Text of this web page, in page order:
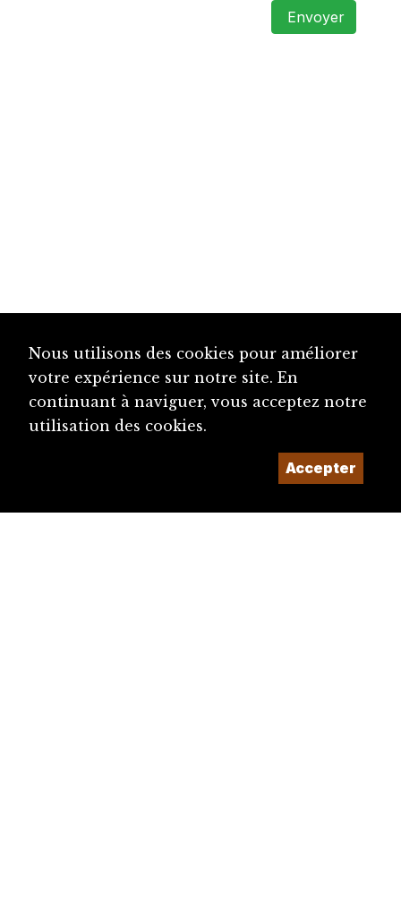
Envoyer
Nous utilisons des cookies pour améliorer
votre expérience sur notre site. En
continuant à naviguer, vous acceptez notre
utilisation des cookies.
Accepter